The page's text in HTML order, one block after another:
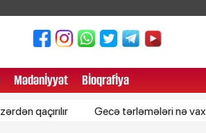
Mədənİyyət Bİoqrafİya
Gecə tərləmələri nə vaxt ciddi